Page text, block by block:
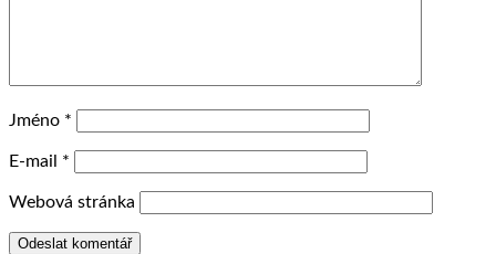
Jméno *
E-mail *
Webová stránka